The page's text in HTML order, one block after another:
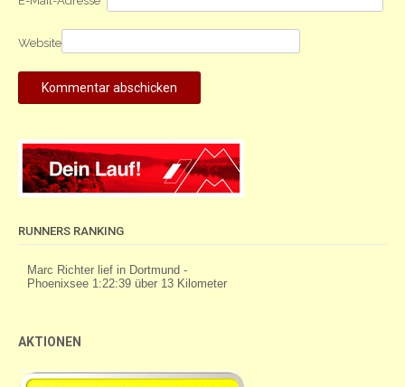
Website
RUNNERS RANKING
AKTIONEN